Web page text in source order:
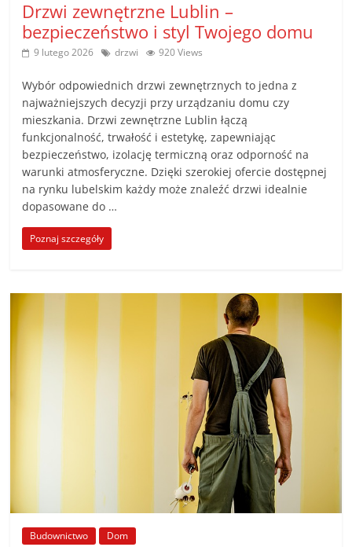
Drzwi zewnętrzne Lublin –
bezpieczeństwo i styl Twojego domu
9 lutego 2026 drzwi 920 Views
Wybór odpowiednich drzwi zewnętrznych to jedna z
najważniejszych decyzji przy urządzaniu domu czy
mieszkania. Drzwi zewnętrzne Lublin łączą
funkcjonalność, trwałość i estetykę, zapewniając
bezpieczeństwo, izolację termiczną oraz odporność na
warunki atmosferyczne. Dzięki szerokiej ofercie dostępnej
na rynku lubelskim każdy może znaleźć drzwi idealnie
dopasowane do …
Poznaj szczegóły
Budownictwo Dom